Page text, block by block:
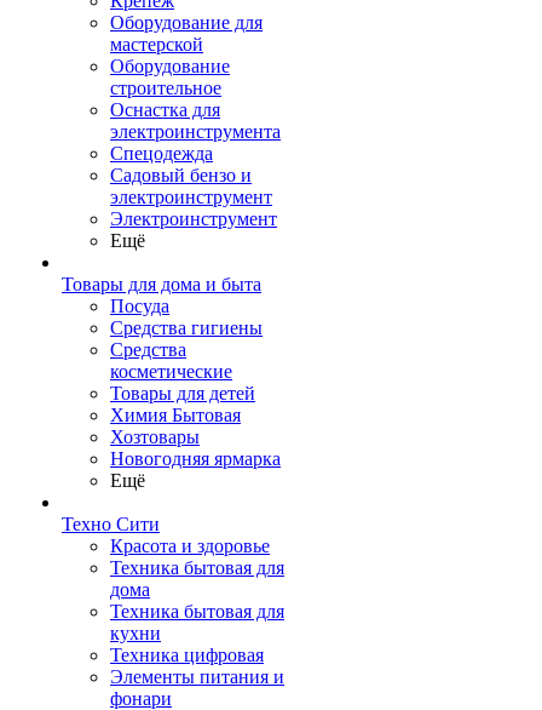
Оборудование для
мастерской
Оборудование
строительное
Оснастка для
электроинструмента
Спецодежда
Садовый бензо и
электроинструмент
Электроинструмент
Ещё
Товары для дома и быта
Посуда
Средства гигиены
Средства
косметические
Товары для детей
Химия Бытовая
Хозтовары
Новогодняя ярмарка
Ещё
Техно Сити
Красота и здоровье
Техника бытовая для
дома
Техника бытовая для
кухни
Техника цифровая
Элементы питания и
фонари